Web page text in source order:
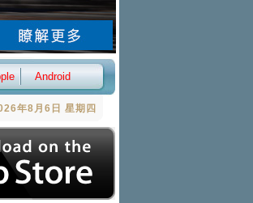
Android
年8月6日 星期四